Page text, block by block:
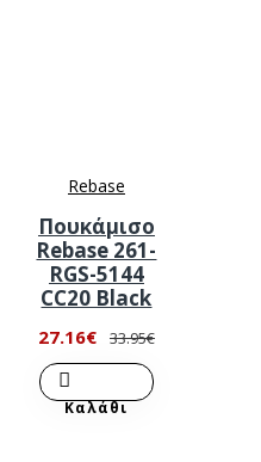
Rebase
Πουκάμισο
Rebase 261-
RGS-5144
CC20 Black
27.16€ 33.95€
Καλάθι